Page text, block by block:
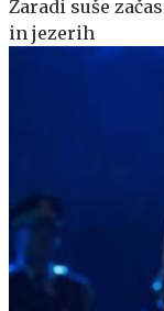
Zaradi suše
in jezerih